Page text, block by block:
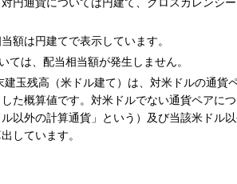
額は円建てで表示しています。
ては、配当相当額が発生しません。
建玉残高（米ドル建て）は、対米ドルの通貨
た概算値です。対米ドルでない通貨ペアに
以外の計算通貨」という）及び当該米ドル
しています。